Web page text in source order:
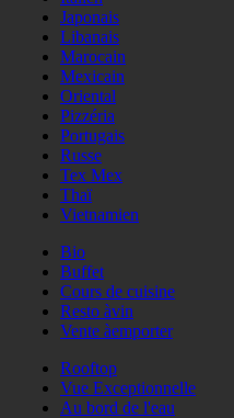
Japonais
Libanais
Marocain
Mexicain
Oriental
Pizzéria
Portugais
Russe
Tex Mex
Thaï
Vietnamien
Bio
Buffet
Cours de cuisine
Resto àvin
Vente àemporter
Rooftop
Vue Exceptionnelle
Au bord de l'eau